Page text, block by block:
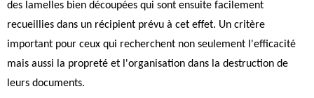
des lamelles bien découpées qui sont ensuite facilement
recueillies dans un récipient prévu à cet effet. Un critère
important pour ceux qui recherchent non seulement l'efficacité
mais aussi la propreté et l'organisation dans la destruction de
leurs documents.